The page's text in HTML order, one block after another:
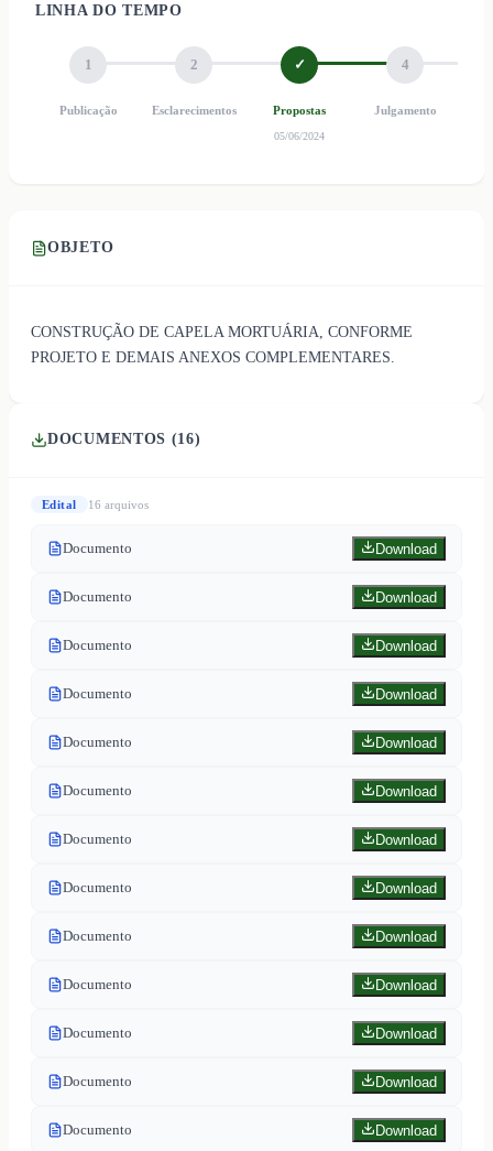
LINHA DO TEMPO
1
Publicação
2
Esclarecimentos
✓
Propostas
05/06/2024
4
Julgamento
OBJETO
CONSTRUÇÃO DE CAPELA MORTUÁRIA, CONFORME
PROJETO E DEMAIS ANEXOS COMPLEMENTARES.
DOCUMENTOS (16)
Edital 16 arquivos
Documento Download
Documento Download
Documento Download
Documento Download
Documento Download
Documento Download
Documento Download
Documento Download
Documento Download
Documento Download
Documento Download
Documento Download
Documento Download